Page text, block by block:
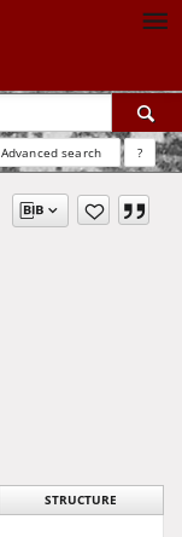
Advanced search ?
STRUCTURE